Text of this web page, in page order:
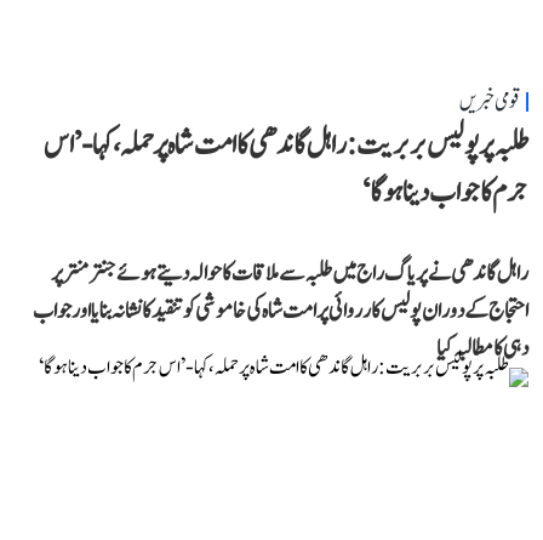
قومی خبریں
طلبہ پر پولیس بربریت: راہل گاندھی کا امت شاہ پر حملہ، کہا- ’اس
جرم کا جواب دینا ہوگا‘
راہل گاندھی نے پریاگ راج میں طلبہ سے ملاقات کا حوالہ دیتے ہوئے جنتر منتر پر
احتجاج کے دوران پولیس کارروائی پر امت شاہ کی خاموشی کو تنقید کا نشانہ بنایا اور جواب
دہی کا مطالبہ کیا